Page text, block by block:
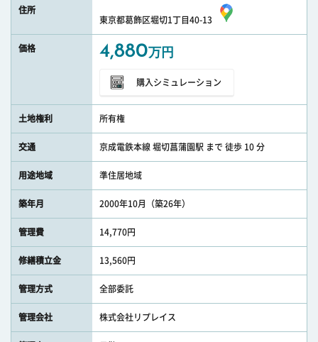
住所
東京都葛飾区堀切1丁目40-13
価格 4,880万円
購入シミュレーション
土地権利 所有権
交通 京成電鉄本線 堀切菖蒲園駅 まで 徒歩 10 分
用途地域 準住居地域
築年月 2000年10月（築26年）
管理費 14,770円
修繕積立金 13,560円
管理方式 全部委託
管理会社 株式会社リプレイス